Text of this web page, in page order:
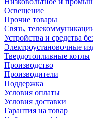
Освещение
Прочие товары
Связь,
Устройства и средства
Электроустановочные
Твердотопливные котлы
Производство
Производители
Поддержка
Условия оплаты
Условия доставки
Гарантия на товар